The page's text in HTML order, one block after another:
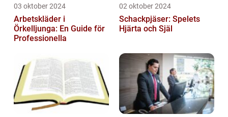
03 oktober 2024
Arbetskläder i
Örkelljunga: En Guide för
Professionella
02 oktober 2024
Schackpjäser: Spelets
Hjärta och Själ